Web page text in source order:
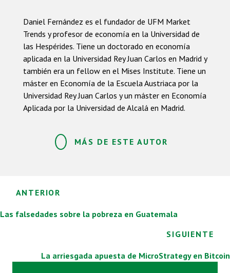
Daniel Fernández es el fundador de UFM Market
Trends y profesor de economía en la Universidad de
las Hespérides. Tiene un doctorado en economía
aplicada en la Universidad Rey Juan Carlos en Madrid y
también era un fellow en el Mises Institute. Tiene un
máster en Economía de la Escuela Austriaca por la
Universidad Rey Juan Carlos y un máster en Economía
Aplicada por la Universidad de Alcalá en Madrid.
MÁS DE ESTE AUTOR
Posts
navigation
ANTERIOR
Las falsedades sobre la pobreza en Guatemala
SIGUIENTE
La arriesgada apuesta de MicroStrategy en Bitcoin